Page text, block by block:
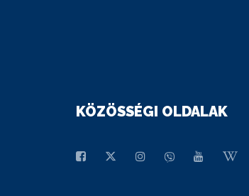
KÖZÖSSÉGI OLDALAK